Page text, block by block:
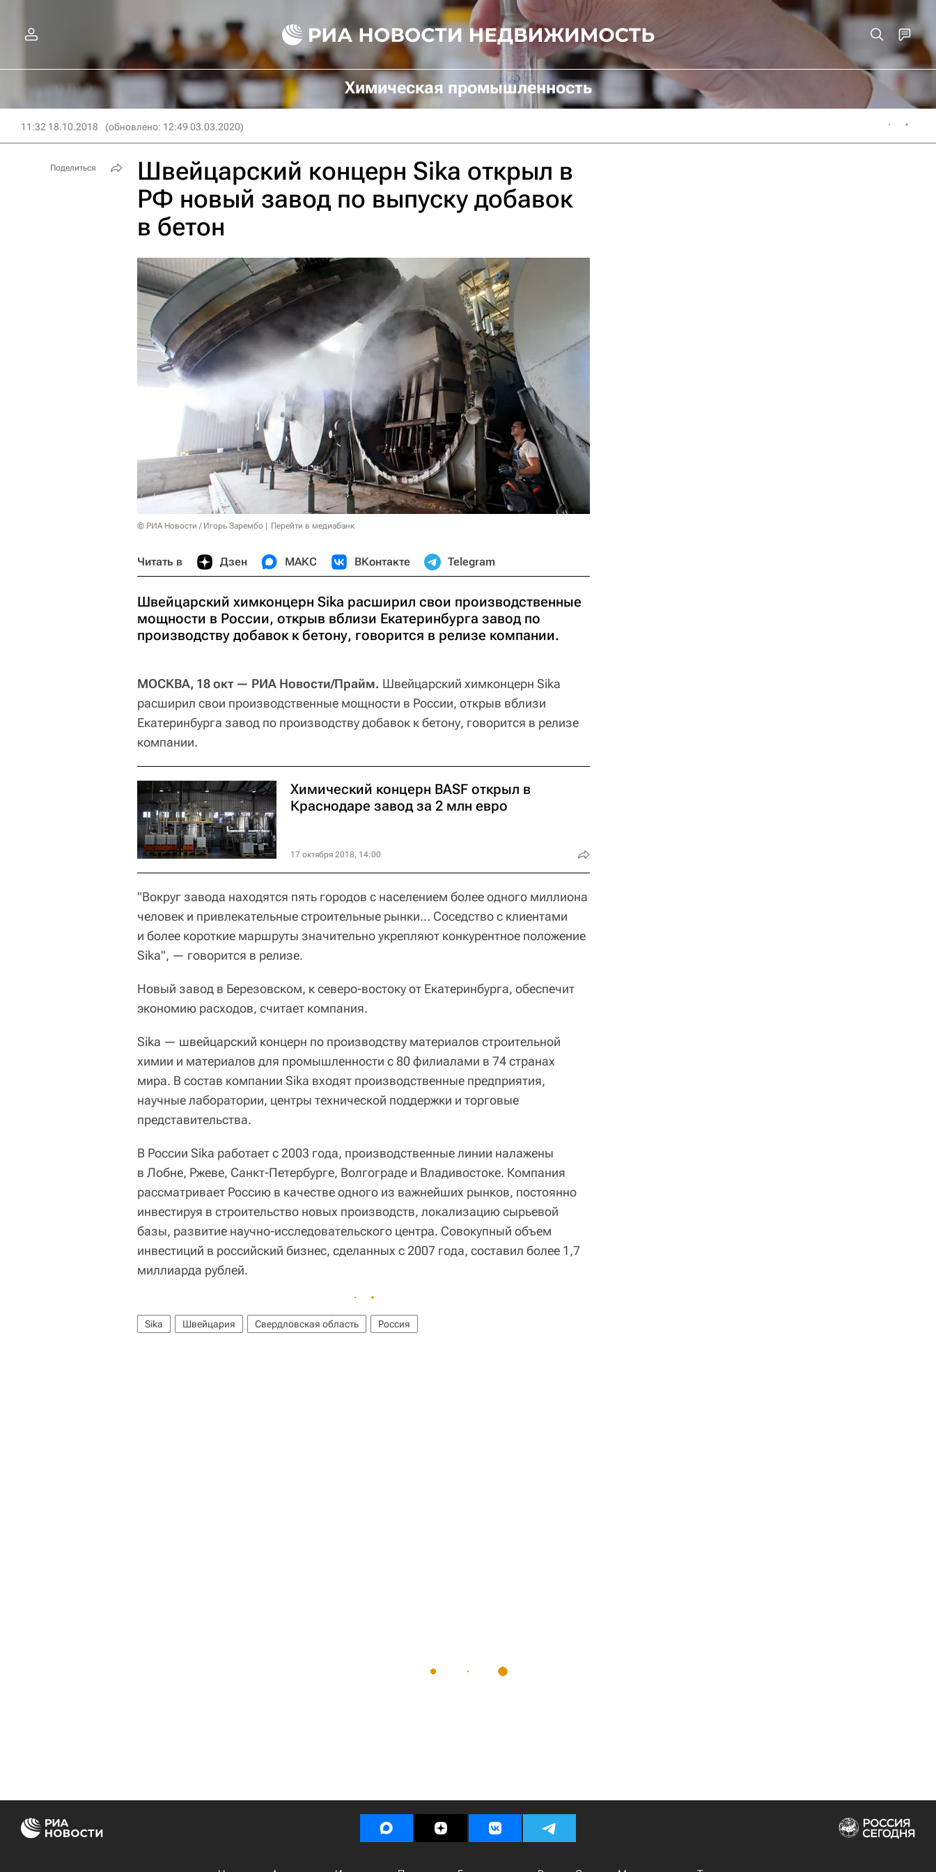
Химическая промышленность
11:32 18.10.2018 (обновлено: 12:49 03.03.2020)
Швейцарский концерн Sika открыл в
РФ новый завод по выпуску добавок
в бетон
© РИА Новости / Игорь Зарембо Перейти в медиабанк
Читать в Дзен МАКС ВКонтакте Telegram
Швейцарский химконцерн Sika расширил свои производственные
мощности в России, открыв вблизи Екатеринбурга завод по
производству добавок к бетону, говорится в релизе компании.
МОСКВА, 18 окт — РИА Новости/Прайм. Швейцарский химконцерн Sika
расширил свои производственные мощности в России, открыв вблизи
Екатеринбурга завод по производству добавок к бетону, говорится в релизе
компании.
Химический концерн BASF открыл в
Краснодаре завод за 2 млн евро
17 октября 2018, 14:00
"Вокруг завода находятся пять городов с населением более одного миллиона
человек и привлекательные строительные рынки… Соседство с клиентами
и более короткие маршруты значительно укрепляют конкурентное положение
Sika", — говорится в релизе.
Новый завод в Березовском, к северо-востоку от Екатеринбурга, обеспечит
экономию расходов, считает компания.
Sika — швейцарский концерн по производству материалов строительной
химии и материалов для промышленности с 80 филиалами в 74 странах
мира. В состав компании Sika входят производственные предприятия,
научные лаборатории, центры технической поддержки и торговые
представительства.
В России Sika работает с 2003 года, производственные линии налажены
в Лобне, Ржеве, Санкт-Петербурге, Волгограде и Владивостоке. Компания
рассматривает Россию в качестве одного из важнейших рынков, постоянно
инвестируя в строительство новых производств, локализацию сырьевой
базы, развитие научно-исследовательского центра. Совокупный объем
инвестиций в российский бизнес, сделанных с 2007 года, составил более 1,7
миллиарда рублей.
Sika Швейцария Свердловская область Россия
Поделиться